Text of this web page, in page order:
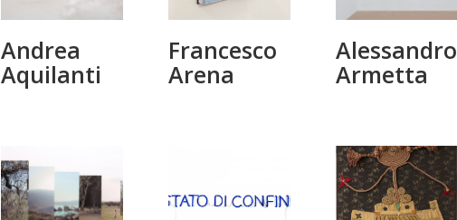
Andrea
Aquilanti
Francesco
Arena
Alessandro
Armetta